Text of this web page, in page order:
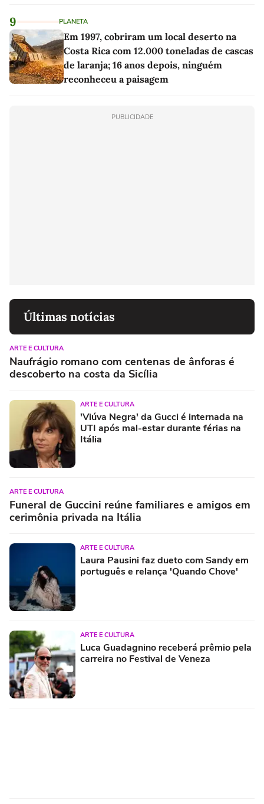
9 PLANETA
Em 1997, cobriram um local deserto na
Costa Rica com 12.000 toneladas de cascas
de laranja; 16 anos depois, ninguém
reconheceu a paisagem
PUBLICIDADE
Últimas notícias
ARTE E CULTURA
Naufrágio romano com centenas de ânforas é
descoberto na costa da Sicília
ARTE E CULTURA
'Viúva Negra' da Gucci é internada na
UTI após mal-estar durante férias na
Itália
ARTE E CULTURA
Funeral de Guccini reúne familiares e amigos em
cerimônia privada na Itália
ARTE E CULTURA
Laura Pausini faz dueto com Sandy em
português e relança 'Quando Chove'
ARTE E CULTURA
Luca Guadagnino receberá prêmio pela
carreira no Festival de Veneza